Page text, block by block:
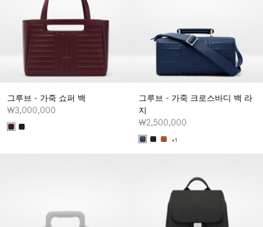
그루브 - 가죽 쇼퍼 백
₩3,000,000
그루브 - 가죽 크로스바디 백 라
지
₩2,500,000
+1